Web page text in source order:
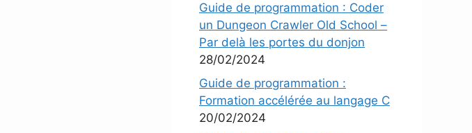
Guide de programmation : Coder
un Dungeon Crawler Old School –
Par delà les portes du donjon
28/02/2024
Guide de programmation :
Formation accélérée au langage C
20/02/2024